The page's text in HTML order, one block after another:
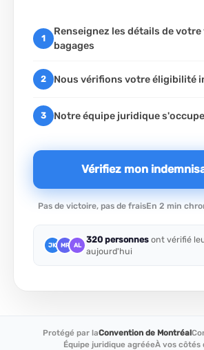
1
Renseignez les détails de votre
bagages
2 Nous vérifions votre éligibilité
3 Notre équipe juridique
Vérifiez mon
Pas de victoire, pas de fraisEn 2 min
JK MR AL
320 personnes ont vérifié
aujourd'hui
Protégé par laConvention de Montréal
Équipe juridique agrééeÀ vos côtés